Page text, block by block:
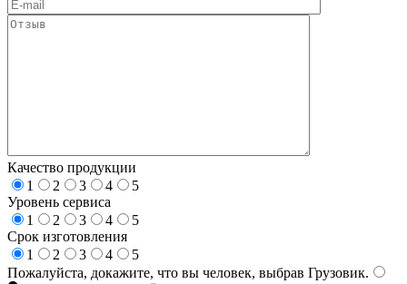
Качество продукции
1
2 3 4
5
Уровень сервиса
1
2 3 4
5
Срок изготовления
1
2 3 4
5
Пожалуйста, докажите, что вы человек, выбрав Грузовик.